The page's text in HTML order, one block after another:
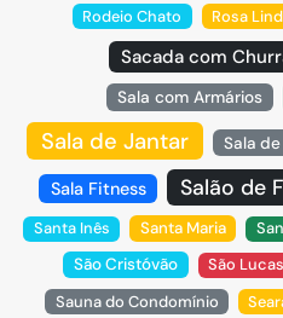
Rodeio Chato
Rosa
Sacada com
Sala com Armários
Sala de Jantar Sala
Sala Fitness Salão de
Santa Inês Santa Maria
São Cristóvão
São Lucas
Sauna do Condomínio